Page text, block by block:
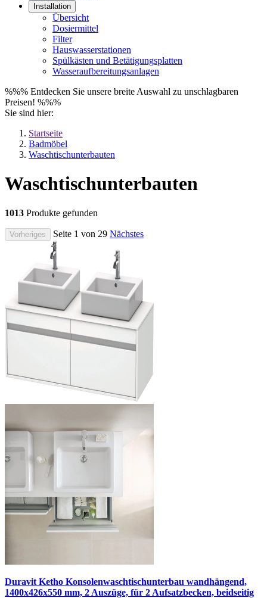
Installation
Übersicht
Dosiermittel
Filter
Hauswasserstationen
Spülkästen und Betätigungsplatten
Wasseraufbereitungsanlagen
%%% Entdecken Sie unsere breite Auswahl zu unschlagbaren
Preisen! %%%
Sie sind hier:
Startseite
Badmöbel
Waschtischunterbauten
Waschtischunterbauten
1013 Produkte gefunden
Vorheriges Seite 1 von 29 Nächstes
Duravit Ketho Konsolenwaschtischunterbau wandhängend,
1400x426x550 mm, 2 Auszüge, für 2 Aufsatzbecken, beidseitig